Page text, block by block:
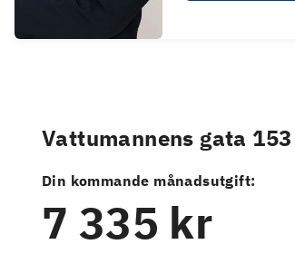
Vattumannens gata 153
Din kommande månadsutgift:
7 335 kr